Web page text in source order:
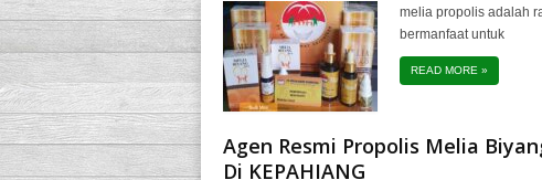
melia propolis adalah
bermanfaat untuk
READ MORE »
Agen Resmi Propolis Melia
Di KEPAHIANG